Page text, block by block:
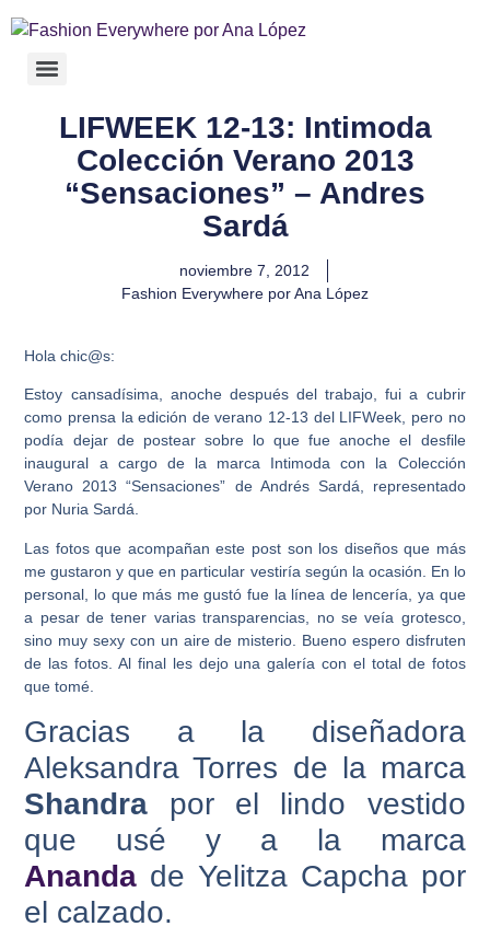
LIFWEEK 12-13: Intimoda
Colección Verano 2013
“Sensaciones” – Andres
Sardá
noviembre 7, 2012
Fashion Everywhere por Ana López
Hola chic@s:
Estoy cansadísima, anoche después del trabajo, fui a cubrir
como prensa la edición de verano 12-13 del LIFWeek, pero no
podía dejar de postear sobre lo que fue anoche el desfile
inaugural a cargo de la marca Intimoda con la Colección
Verano 2013 “Sensaciones” de Andrés Sardá, representado
por Nuria Sardá.
Las fotos que acompañan este post son los diseños que más
me gustaron y que en particular vestiría según la ocasión. En lo
personal, lo que más me gustó fue la línea de lencería, ya que
a pesar de tener varias transparencias, no se veía grotesco,
sino muy sexy con un aire de misterio. Bueno espero disfruten
de las fotos. Al final les dejo una galería con el total de fotos
que tomé.
Gracias a la diseñadora
Aleksandra Torres de la marca
Shandra por el lindo vestido
que usé y a la marca
Ananda de Yelitza Capcha por
el calzado.